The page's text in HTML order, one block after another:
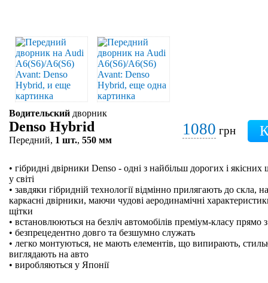
Водительский дворник
Denso Hybrid
Передний, 1 шт., 550 мм
1080 грн
• гібридні двірники Denso - одні з найбільш дорогих і
у світі
• завдяки гібридній технології відмінно прилягають до скла,
каркасні двірники, маючи чудові аеродинамічні
щітки
• встановлюються на безліч автомобілів преміум-класу прямо
• безпрецедентно довго та безшумно служать
• легко монтуються, не мають елементів, що випирають,
виглядають на авто
• виробляються у Японії